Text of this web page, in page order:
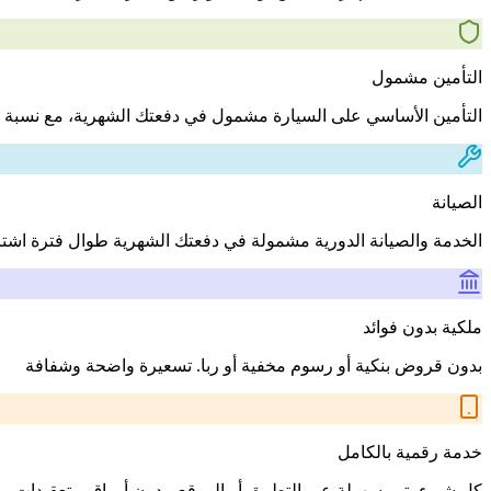
التأمين مشمول
التأمين الأساسي على السيارة مشمول في دفعتك الشهرية، مع
الصيانة
الخدمة والصيانة الدورية مشمولة في دفعتك الشهرية طوال فترة
ملكية بدون فوائد
بدون قروض بنكية أو رسوم مخفية أو ربا. تسعيرة واضحة وشفافة
خدمة رقمية بالكامل